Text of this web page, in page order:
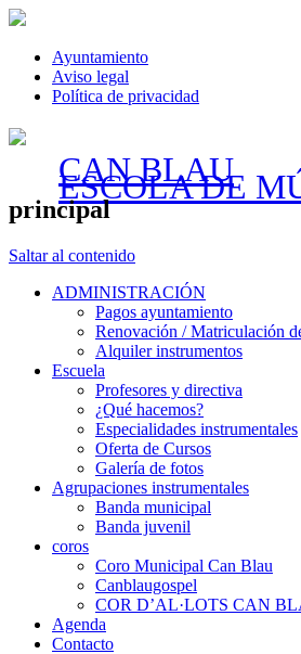
Ayuntamiento
Aviso legal
Política de privacidad
CAN BLAU
ESCOLA DE
principal
Saltar al contenido
ADMINISTRACIÓN
Pagos ayuntamiento
Renovación / Matriculación
Alquiler instrumentos
Escuela
Profesores y directiva
¿Qué hacemos?
Especialidades instrumentales
Oferta de Cursos
Galería de fotos
Agrupaciones instrumentales
Banda municipal
Banda juvenil
coros
Coro Municipal Can Blau
Canblaugospel
COR D’AL·LOTS CAN
Agenda
Contacto